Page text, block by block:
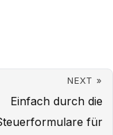
NEXT »
Einfach durch die
für